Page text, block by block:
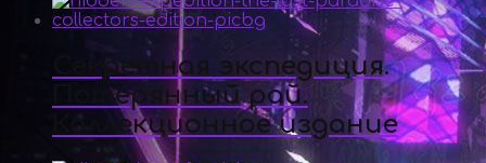
Секретная экспедиция.
Потерянный рай.
Коллекционное издание